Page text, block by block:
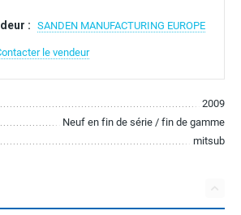
: SANDEN MANUFACTURING EUROPE
le vendeur
2009
Neuf en fin de série / fin de gamme
mitsub